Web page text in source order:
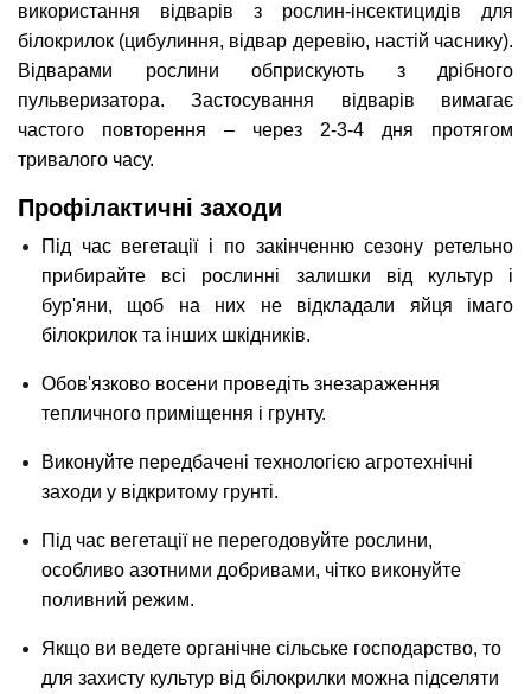
використання відварів з рослин-інсектицидів для
білокрилок (цибулиння, відвар деревію, настій часнику).
Відварами рослини обприскують з дрібного
пульверизатора. Застосування відварів вимагає
частого повторення – через 2-3-4 дня протягом
тривалого часу.
Профілактичні заходи
Під час вегетації і по закінченню сезону ретельно
прибирайте всі рослинні залишки від культур і
бур'яни, щоб на них не відкладали яйця імаго
білокрилок та інших шкідників.
Обов'язково восени проведіть знезараження
тепличного приміщення і грунту.
Виконуйте передбачені технологією агротехнічні
заходи у відкритому грунті.
Під час вегетації не перегодовуйте рослини,
особливо азотними добривами, чітко виконуйте
поливний режим.
Якщо ви ведете органічне сільське господарство, то
для захисту культур від білокрилки можна підселяти